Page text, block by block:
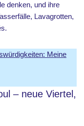
denken, und ihre
Lavagrotten,
Meine
– neue Viertel,